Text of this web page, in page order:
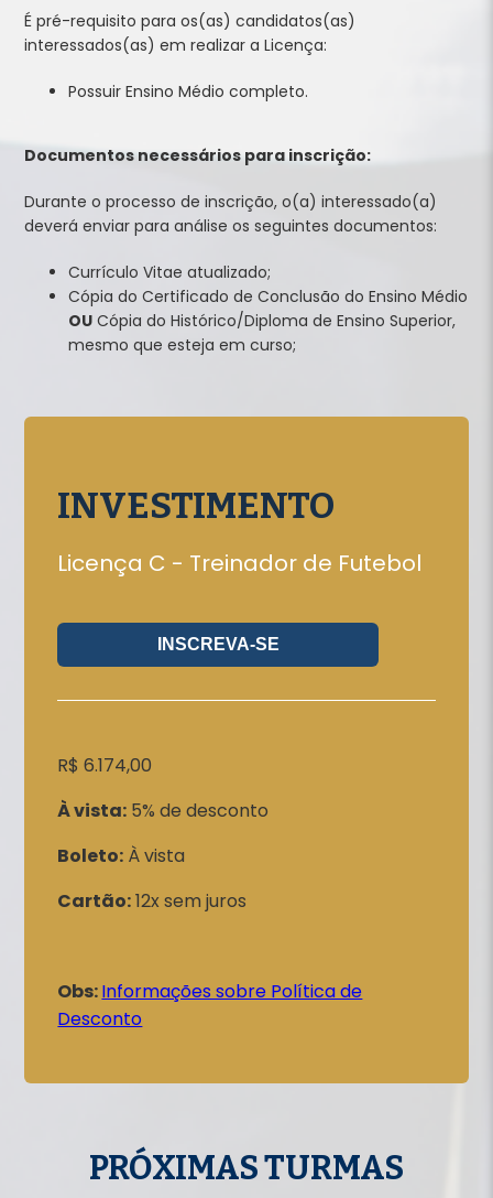
É pré-requisito para os(as) candidatos(as)
interessados(as) em realizar a Licença:
Possuir Ensino Médio completo.
Documentos necessários para inscrição:
Durante o processo de inscrição, o(a) interessado(a)
deverá enviar para análise os seguintes documentos:
Currículo Vitae atualizado;
Cópia do Certificado de Conclusão do Ensino Médio
OU Cópia do Histórico/Diploma de Ensino Superior,
mesmo que esteja em curso;
INVESTIMENTO
Licença C - Treinador de Futebol
INSCREVA-SE
R$ 6.174,00
À vista: 5% de desconto
Boleto: À vista
Cartão:12x sem juros
Obs:Informações sobre Política de
Desconto
PRÓXIMAS TURMAS